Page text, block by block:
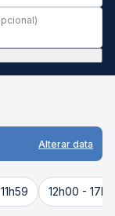
Alterar data
12h00 -